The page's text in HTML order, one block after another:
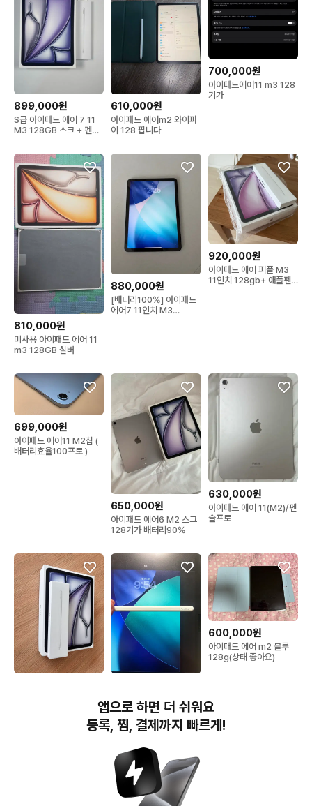
899,000원
S급 아이패드 에어 7 11
M3 128GB 스크 + 펜슬
610,000원
아이패드 에어m2 와이파
이 128 팝니다
700,000원
아이패드에어11 m3 128
기가
810,000원
미사용 아이패드 에어 11
m3 128GB 실버
880,000원
[배터리100%] 아이패드
에어7 11인치 M3
920,000원
아이패드 에어 퍼플 M3
11인치 128gb+ 애플펜
699,000원
아이패드 에어11 M2칩 (
배터리효율100프로 )
650,000원
아이패드 에어6 M2 스그
128기가 배터리90%
630,000원
아이패드 에어 11(M2)/펜
슬프로
ipad air m3 11ch
600,000원
아이패드 에어 m2 블루
128g(상태 좋아요)
번개장터(주) 사업자정보, 이용약관 및 기타 법적고지
번개장터㈜는 통신판매중개자이며, 통신판매의 당사자가 아닙니다. 전자상거래 등에서의
앱으로 하면 더 쉬워요
등록, 찜, 결제까지 빠르게!